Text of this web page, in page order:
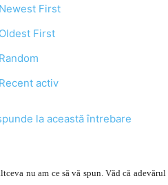
Newest First
Oldest First
Random
Recent activ
la această întrebare
nu am ce să vă spun. Văd că